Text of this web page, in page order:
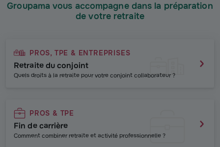
Groupama vous accompagne dans la préparation
de votre retraite
PROS, TPE & ENTREPRISES
Retraite du conjoint
Quels droits à la retraite pour votre conjoint collaborateur ?
PROS & TPE
Fin de carrière
Comment combiner retraite et activité professionnelle ?